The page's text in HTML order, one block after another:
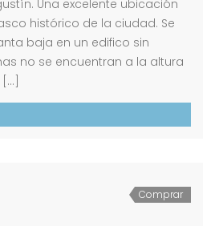
Una excelente ubicación
histórico de la ciudad. Se
baja en un edifico sin
no se encuentran a la altura
Comprar